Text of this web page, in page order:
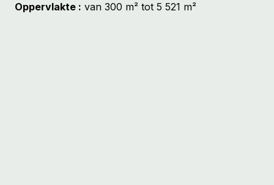
Oppervlakte : van 300 m² tot 5 521 m²